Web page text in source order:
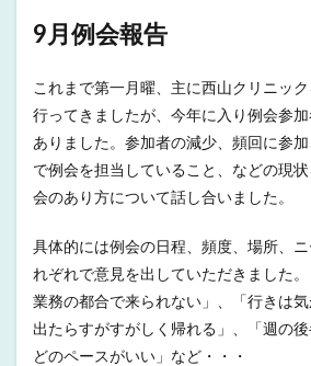
報告
11
月例
会の
お知
らせ
9月例会報告
これまで第一月曜、主に西山クリニッ
行ってきましたが、今年に入り例会参
ありました。参加者の減少、頻回に参
で例会を担当していること、などの現
会のあり方について話し合いました。
具体的には例会の日程、頻度、場所、
れぞれで意見を出していただきました
業務の都合で来られない」、「行きは
出たらすがすがしく帰れる」、「週の
どのペースがいい」など・・・